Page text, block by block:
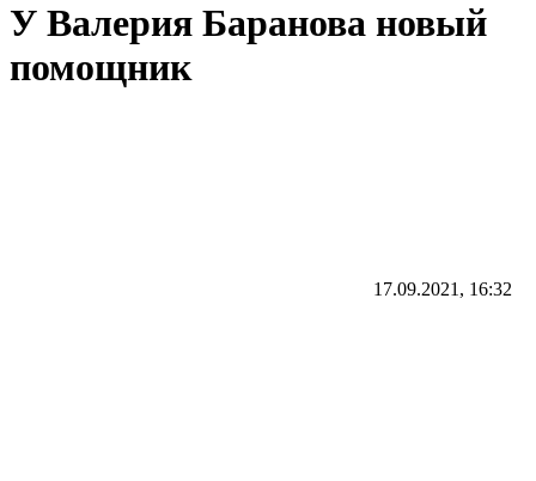
У Валерия Баранова новый
помощник
17.09.2021, 16:32